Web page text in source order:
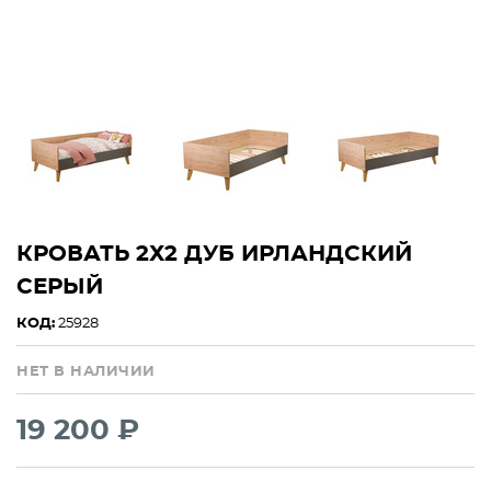
КРОВАТЬ 2Х2 ДУБ ИРЛАНДСКИЙ
СЕРЫЙ
КОД: 25928
НЕТ В НАЛИЧИИ
19 200 ₽